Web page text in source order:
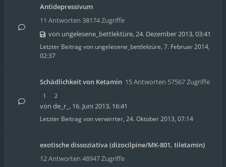
Antidepressivum
11 Antworten 38174 Zugriffe
von ungelesene_bettlektüre,24. Dezember 2013, 03:41
Letzter Beitrag von ungelesene_bettlektüre, 7. Februar 2014,
02:37
Schädlichkeit von Ketamin 15 Antworten 57567 Zugriffe
1 2
von de_r_ , 16. Juni 2013, 16:41
Letzter Beitrag vonverwirrter, 24. Oktober 2013, 07:14
exotische dissoziativa (dizocilpine/MK-801, tiletamin)
12 Antworten 48947 Zugriffe